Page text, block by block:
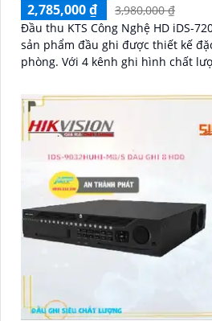
2,785,000 ₫
3,980,000 ₫
Đầu thu KTS Công Nghệ HD iDS-
sản phẩm đầu ghi được thiết kế
phòng. Với 4 kênh ghi hình